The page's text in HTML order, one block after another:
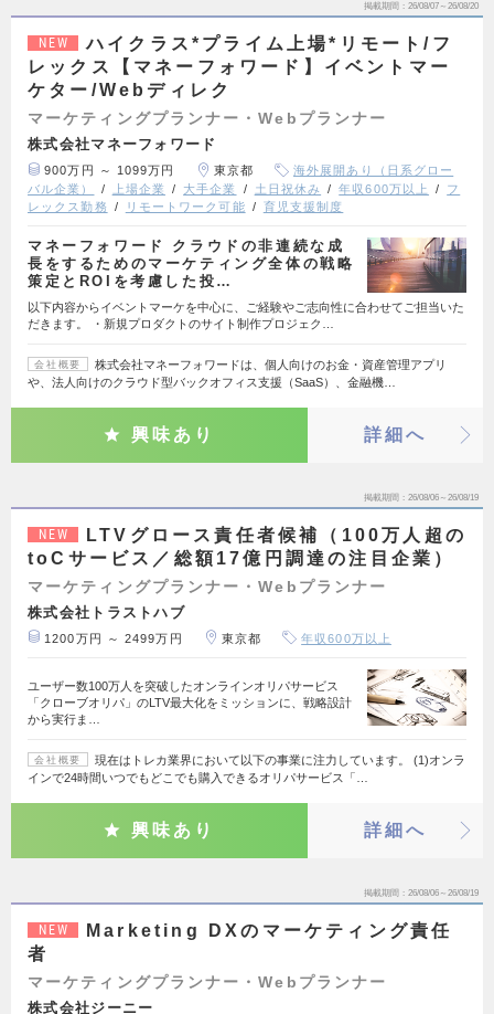
掲載期間 26/08/07～26/08/20
NEW
ハイクラス*プライム上場*リモート/フ
レックス【マネーフォワード】イベントマー
ケター/Webディレク
マーケティングプランナー・Webプランナー
株式会社マネーフォワード
900万円 ～ 1099万円 東京都
海外展開あり（日系グロー
バル企業）
上場企業 大手企業 土日祝休み 年収600万以上
フ
レックス勤務
リモートワーク可能 育児支援制度
マネーフォワード クラウドの非連続な成
長をするためのマーケティング全体の戦略
策定とROIを考慮した投…
以下内容からイベントマーケを中心に、ご経験やご志向性に合わせてご担当いた
だきます。 ・新規プロダクトのサイト制作プロジェク…
会社概要
株式会社マネーフォワードは、個人向けのお金・資産管理アプリ
や、法人向けのクラウド型バックオフィス支援（SaaS）、金融機…
興味あり 詳細へ
掲載期間 26/08/06～26/08/19
NEW
LTVグロース責任者候補（100万人超の
toCサービス／総額17億円調達の注目企業）
マーケティングプランナー・Webプランナー
株式会社トラストハブ
1200万円 ～ 2499万円 東京都 年収600万以上
ユーザー数100万人を突破したオンラインオリパサービス
「クローブオリパ」のLTV最大化をミッションに、戦略設計
から実行ま…
会社概要
現在はトレカ業界において以下の事業に注力しています。 (1)オンラ
インで24時間いつでもどこでも購入できるオリパサービス「…
興味あり 詳細へ
掲載期間 26/08/06～26/08/19
NEW
Marketing DXのマーケティング責任
者
マーケティングプランナー・Webプランナー
株式会社ジーニー